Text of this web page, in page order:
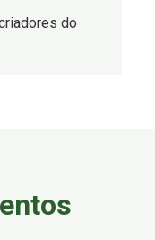
do